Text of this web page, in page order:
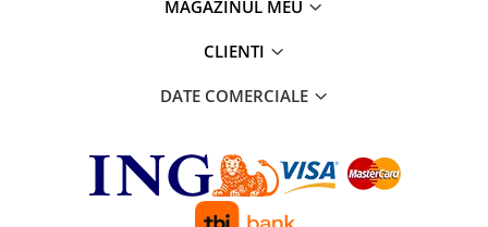
MAGAZINUL MEU
CLIENTI
DATE COMERCIALE